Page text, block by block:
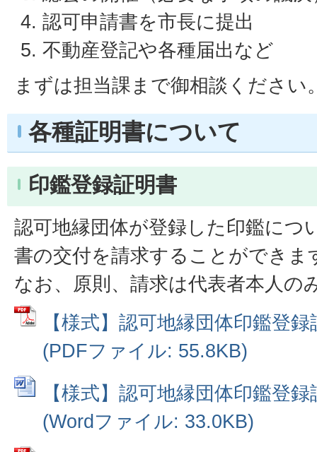
認可申請書を市長に提出
不動産登記や各種届出など
まずは担当課まで御相談ください
各種証明書について
印鑑登録証明書
認可地縁団体が登録した印鑑につ
書の交付を請求することができま
なお、原則、請求は代表者本人の
【様式】認可地縁団体印鑑登
(PDFファイル: 55.8KB)
【様式】認可地縁団体印鑑登
(Wordファイル: 33.0KB)